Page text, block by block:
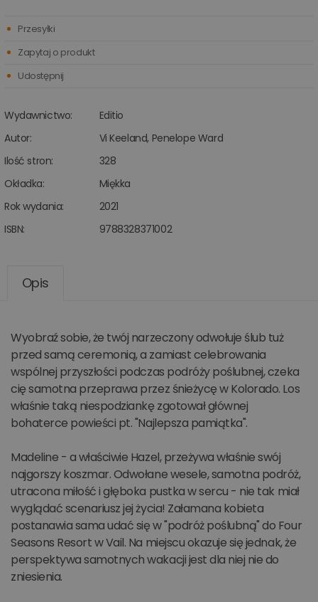
Wydawnictwo:
Editio
Autor:
Vi Keeland, Penelope Ward
Ilość stron:
328
Okładka:
Miękka
Rok wydania:
2021
ISBN:
9788328371002
Przesyłki
Zapytaj o produkt
Udostępnij
Opis
Wyobraź sobie, że twój narzeczony odwołuje ślub tuż
przed samą ceremonią, a zamiast celebrowania
wspólnej przyszłości podczas podróży poślubnej, czeka
cię samotna przeprawa przez śnieżycę w Kolorado. Los
właśnie taką niespodziankę zgotował głównej
bohaterce powieści pt. "Najlepsza pamiątka".
Madeline - a właściwie Hazel, przeżywa właśnie swój
najgorszy koszmar. Odwołane wesele, samotna podróż,
utracona miłość i głęboka pustka w sercu - nie tak miał
wyglądać scenariusz jej życia! Załamana kobieta
postanawia sama udać się w "podróż poślubną" do Four
Seasons Resort w Vail. Na miejscu okazuje się jednak, że
perspektywa samotnych wakacji jest dla niej nie do
zniesienia.